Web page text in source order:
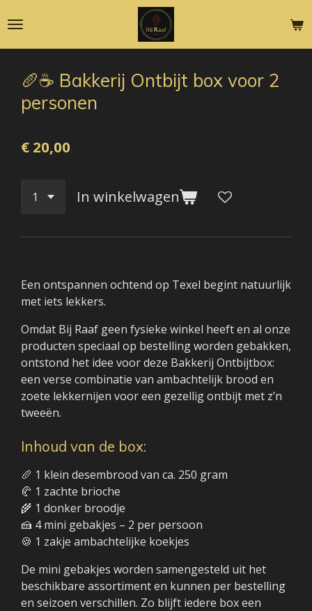
direct
naar
hoofdinhoud
🥖☕ Bakkerij Ontbijt box voor 2
personen
€ 20,00
In winkelwagen
Een ontspannen ochtend op Texel begint natuurlijk
met iets lekkers.
Omdat Bij Raaf geen fysieke winkel heeft en al onze
producten speciaal op bestelling worden gebakken,
ontstond het idee voor deze Bakkerij Ontbijtbox:
een verse combinatie van ambachtelijk brood en
zoete lekkernijen voor een gezellig ontbijt met z’n
tweeën.
Inhoud van de box:
🥖 1 klein desembrood van ca. 250 gram
🥐 1 zachte brioche
🌾 1 donker broodje
🍰 4 mini gebakjes – 2 per persoon
🍪 1 zakje ambachtelijke koekjes
De mini gebakjes worden samengesteld uit het
beschikbare assortiment en kunnen per bestelling
en seizoen verschillen. Zo blijft iedere box een